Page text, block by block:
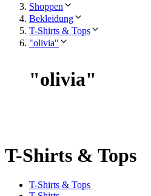
Shoppen
Bekleidung
T-Shirts & Tops
"olivia"
"olivia"
T-Shirts & Tops
T-Shirts & Tops